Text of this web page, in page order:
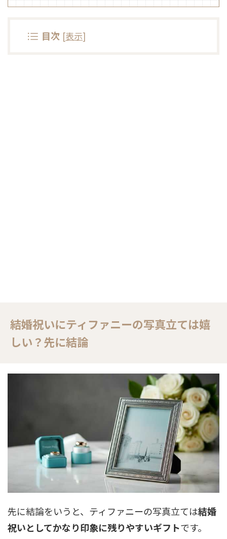
目次 [表示]
結婚祝いにティファニーの写真立ては嬉
しい？先に結論
先に結論をいうと、ティファニーの写真立ては結婚
祝いとしてかなり印象に残りやすいギフトです。